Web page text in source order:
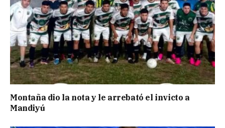
Montaña dio la nota y le arrebató el invicto a
Mandiyú